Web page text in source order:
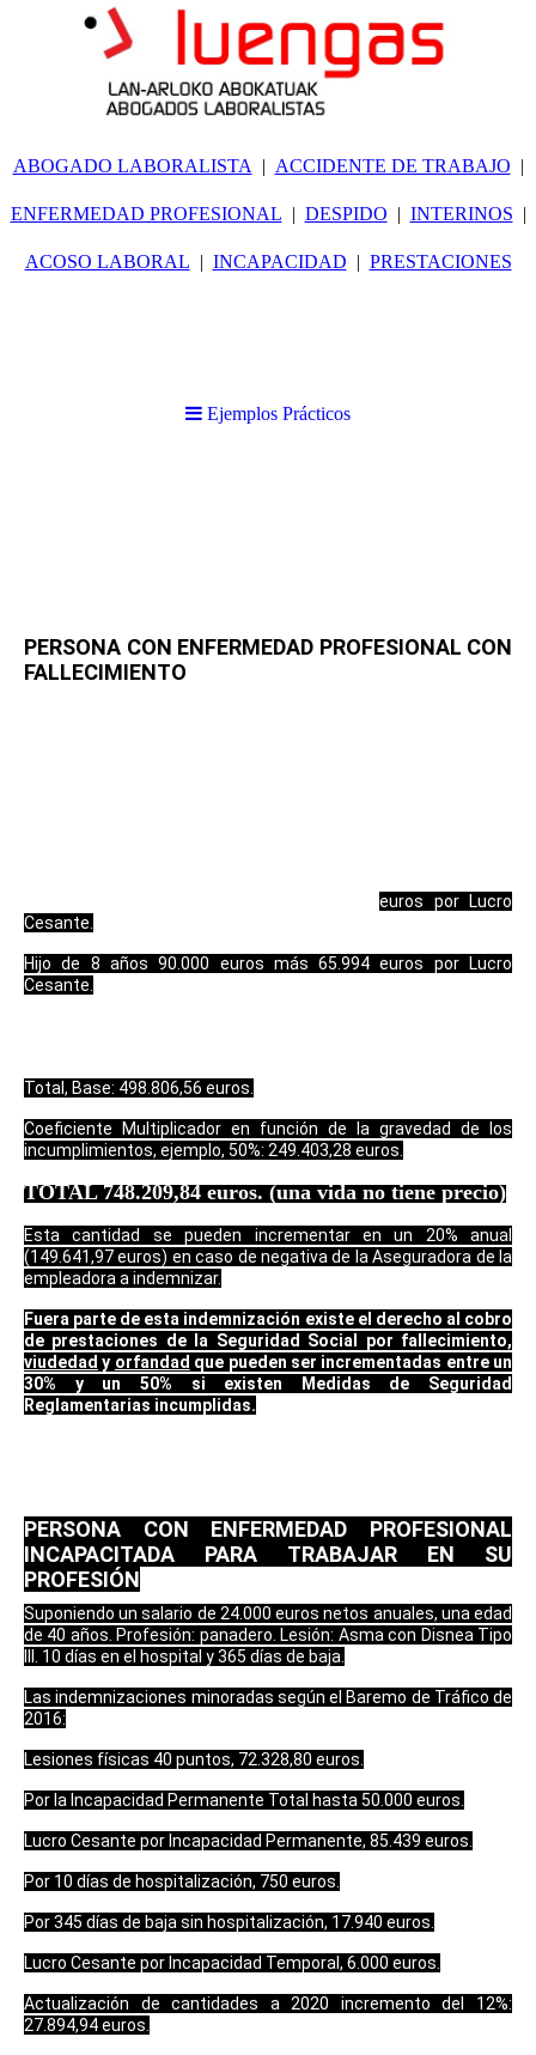
ABOGADO LABORALISTA ACCIDENTE DE TRABAJO
ENFERMEDAD PROFESIONAL DESPIDO INTERINOS
ACOSO LABORAL INCAPACIDAD PRESTACIONES
Ejemplos Prácticos
PERSONA CON ENFERMEDAD PROFESIONAL CON
FALLECIMIENTO
Hijo de 5 años 90.000 euros más 71.456euros por Lucro
Cesante.
Hijo de 8 años 90.000 euros más 65.994 euros por Lucro
Cesante.
Total, Base: 498.806,56 euros.
Coeficiente Multiplicador en función de la gravedad de los
incumplimientos, ejemplo, 50%: 249.403,28 euros.
TOTAL 748.209,84 euros. (una vida no tiene precio)
Esta cantidad se pueden incrementar en un 20% anual
(149.641,97 euros) en caso de negativa de la Aseguradora de la
empleadora a indemnizar.
Fuera parte de esta indemnización existe el derecho al cobro
de prestaciones de la Seguridad Social por fallecimiento,
viudedad y orfandad que pueden ser incrementadas entre un
30% y un 50% si existen Medidas de Seguridad
Reglamentarias incumplidas.
PERSONA CON ENFERMEDAD PROFESIONAL
INCAPACITADA PARA TRABAJAR EN SU
PROFESIÓN
Suponiendo un salario de 24.000 euros netos anuales, una edad
de 40 años. Profesión: panadero. Lesión: Asma con Disnea Tipo
III. 10 días en el hospital y 365 días de baja.
Las indemnizaciones minoradas según el Baremo de Tráfico de
2016:
Lesiones físicas 40 puntos, 72.328,80 euros.
Por la Incapacidad Permanente Total hasta 50.000 euros.
Lucro Cesante por Incapacidad Permanente, 85.439 euros.
Por 10 días de hospitalización, 750 euros.
Por 345 días de baja sin hospitalización, 17.940 euros.
Lucro Cesante por Incapacidad Temporal, 6.000 euros.
Actualización de cantidades a 2020 incremento del 12%:
27.894,94 euros.